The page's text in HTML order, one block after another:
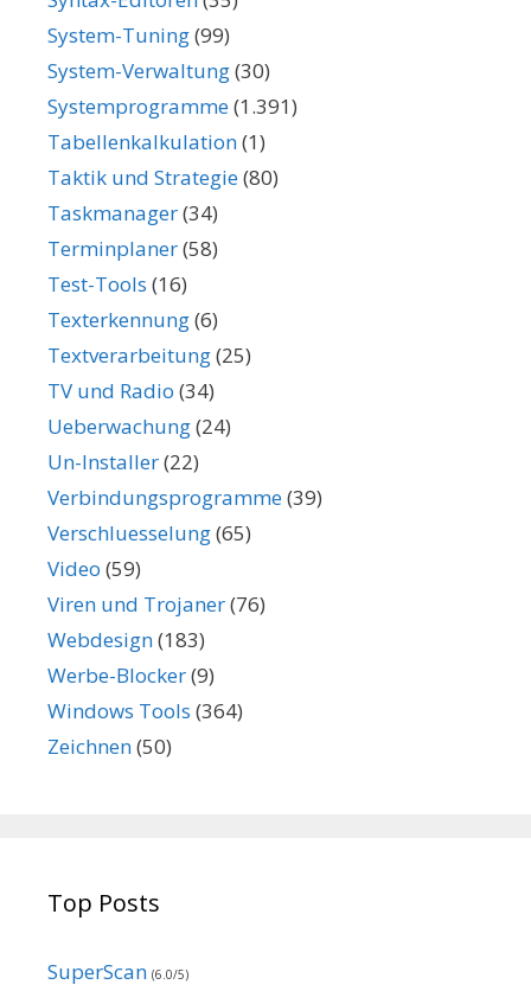
System-Tuning(99)
System-Verwaltung(30)
Systemprogramme(1.391)
Tabellenkalkulation(1)
Taktik und Strategie(80)
Taskmanager(34)
Terminplaner(58)
Test-Tools (16)
Texterkennung(6)
Textverarbeitung(25)
TV und Radio (34)
Ueberwachung(24)
Un-Installer(22)
Verbindungsprogramme(39)
Verschluesselung(65)
Video (59)
Viren und Trojaner(76)
Webdesign(183)
Werbe-Blocker(9)
Windows Tools (364)
Zeichnen(50)
Top Posts
SuperScan (6.0/5)